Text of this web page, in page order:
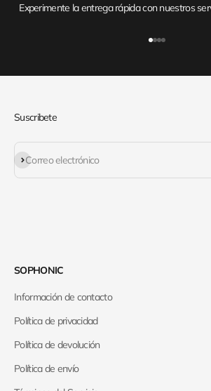
Experimente la entrega rápida con nuestros
Suscribete
Correo electrónico
Suscribirse
SOPHONIC
Información de contacto
Política de privacidad
Política de devolución
Política de envío